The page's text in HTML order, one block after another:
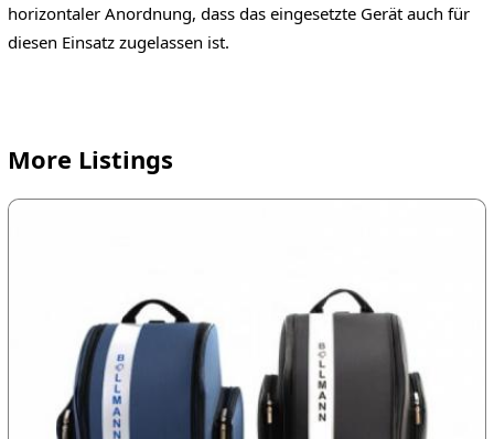
horizontaler Anordnung, dass das eingesetzte Gerät auch für
diesen Einsatz zugelassen ist.
More Listings